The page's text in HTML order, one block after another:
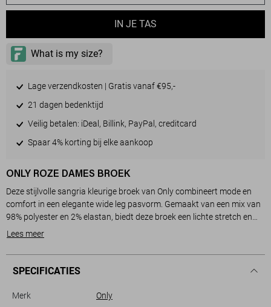
IN JE TAS
Lage verzendkosten | Gratis vanaf €95,-
21 dagen bedenktijd
Veilig betalen: iDeal, Billink, PayPal, creditcard
Spaar 4% korting bij elke aankoop
ONLY ROZE DAMES BROEK
Deze stijlvolle sangria kleurige broek van Only combineert mode en
comfort in een elegante wide leg pasvorm. Gemaakt van een mix van
98% polyester en 2% elastan, biedt deze broek een lichte stretch en
een comfortabel gevoel. De subtiele structuur in de stof geeft het
voor een moeiteloze pasvorm. Met praktische steekzakken is deze
broek zowel functioneel als trendy.
Of je nu een casual dagje uit plant of een informele lente bijeenkomst
Lees meer
SPECIFICATIES
Merk
Only